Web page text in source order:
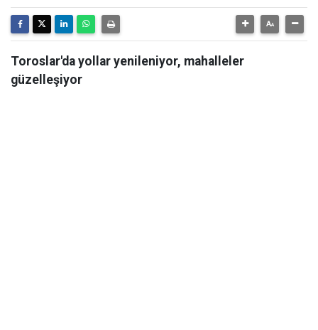
Toroslar'da yollar yenileniyor, mahalleler
güzelleşiyor